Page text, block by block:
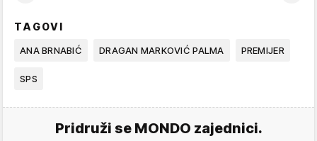
TAGOVI
ANA BRNABIĆ DRAGAN MARKOVIĆ PALMA PREMIJER
SPS
Pridruži se MONDO zajednici.